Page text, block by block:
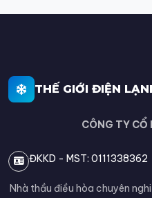
THẾ GIỚI ĐIỆN
CÔNG TY CỔ
ĐKKD - MST: 0111338362
Nhà thầu điều hòa chuyên